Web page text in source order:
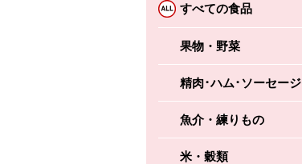
すべての食品
果物・野菜
精肉･ハム･ソーセージ
魚介・練りもの
米・穀類